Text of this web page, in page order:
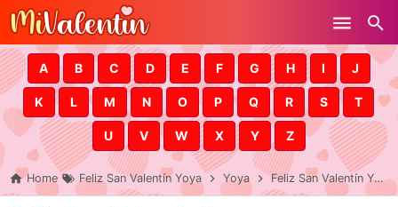
Skip to main content
A B C D E F G H I J
K L M N O P Q R S T
U V W X Y Z
Home Feliz San Valentín Yoya Yoya Feliz San Valentín Yoya